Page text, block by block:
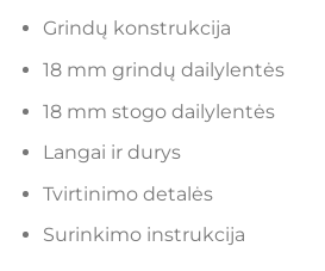
Grindų konstrukcija
18 mm grindų dailylentės
18 mm stogo dailylentės
Langai ir durys
Tvirtinimo detalės
Surinkimo instrukcija